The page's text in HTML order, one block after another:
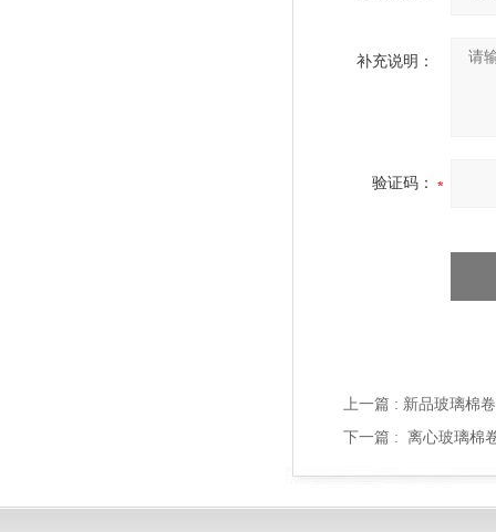
补充说明：
验证码：
上一篇 : 新品玻璃棉
下一篇 : 离心玻璃棉